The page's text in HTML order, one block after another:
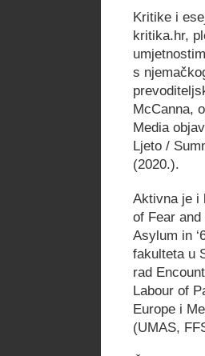
Kritike i
kritika.hr,
s
McCanna,
Media
Ljeto /
(2020.).
Aktivna je i
of Fear
Asylum in
fakulteta u
rad
Labour of
Europe i
(UMAS,